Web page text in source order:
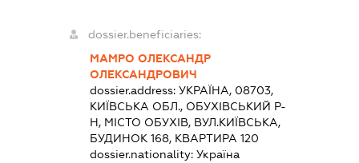
dossier.beneficiaries:
МАМРО ОЛЕКСАНДР
ОЛЕКСАНДРОВИЧ
dossier.address:УКРАЇНА, 08703,
КИЇВСЬКА ОБЛ., ОБУХІВСЬКИЙ Р-
Н, МІСТО ОБУХІВ, ВУЛ.КИЇВСЬКА,
БУДИНОК 168, КВАРТИРА 120
dossier.nationality:Україна